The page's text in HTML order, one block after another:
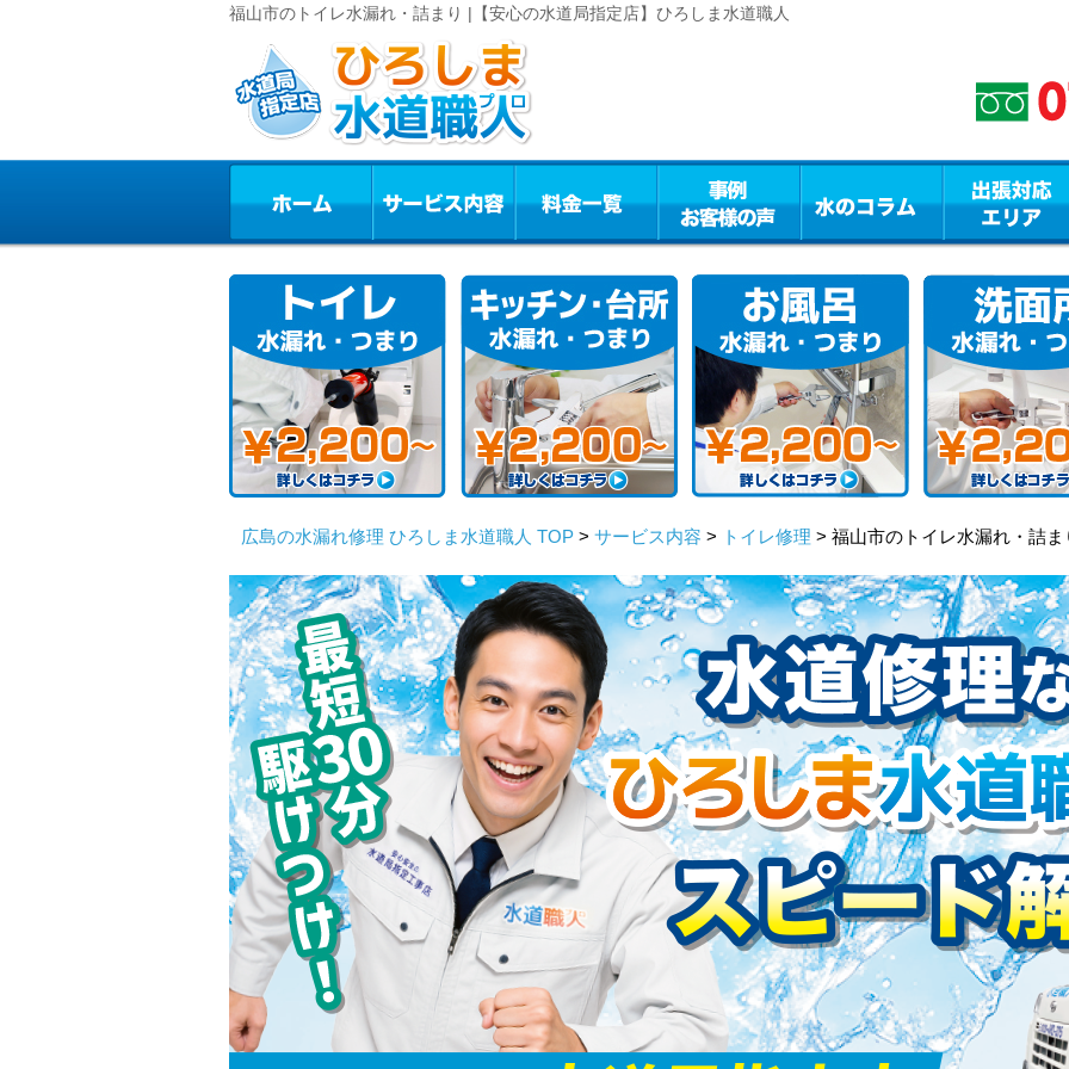
福山市のトイレ水漏れ・詰まり |【安心の水道局指定店】ひろしま水道職人
広島の水漏れ修理 ひろしま水道職人 TOP > サービス内容 > トイレ修理 > 福山市のトイレ水漏れ・詰ま